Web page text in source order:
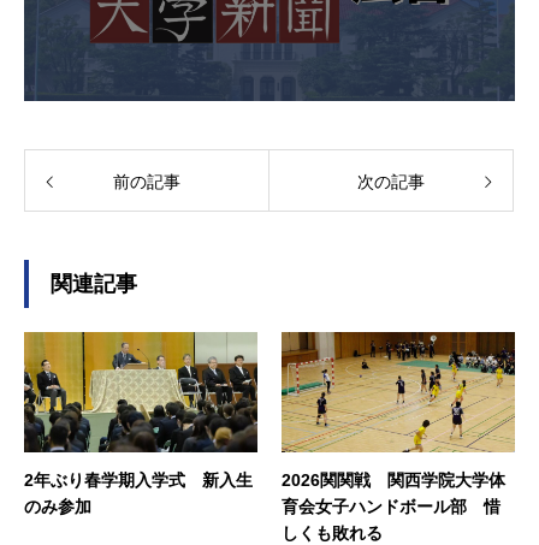
前の記事 次の記事
関連記事
2年ぶり春学期入学式 新入生
のみ参加
2026関関戦 関西学院大学体
育会女子ハンドボール部 惜
しくも敗れる